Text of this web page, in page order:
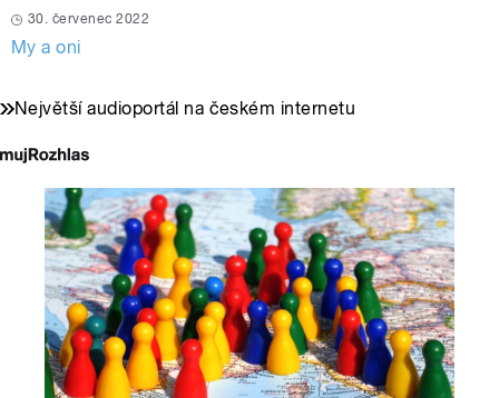
30. červenec 2022
My a oni
Největší audioportál na českém internetu